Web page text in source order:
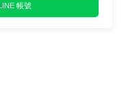
帳號